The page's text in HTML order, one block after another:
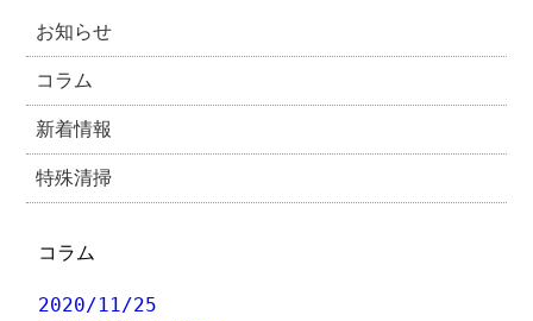
お知らせ
コラム
新着情報
特殊清掃
コラム
2020/11/25